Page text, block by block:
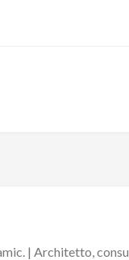
| Architetto,